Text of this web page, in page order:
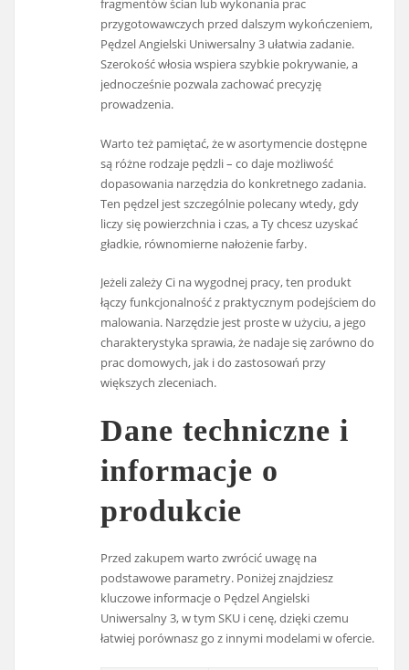
fragmentów ścian lub wykonania prac
przygotowawczych przed dalszym wykończeniem,
Pędzel Angielski Uniwersalny 3 ułatwia zadanie.
Szerokość włosia wspiera szybkie pokrywanie, a
jednocześnie pozwala zachować precyzję
prowadzenia.
Warto też pamiętać, że w asortymencie dostępne
są różne rodzaje pędzli – co daje możliwość
dopasowania narzędzia do konkretnego zadania.
Ten pędzel jest szczególnie polecany wtedy, gdy
liczy się powierzchnia i czas, a Ty chcesz uzyskać
gładkie, równomierne nałożenie farby.
Jeżeli zależy Ci na wygodnej pracy, ten produkt
łączy funkcjonalność z praktycznym podejściem do
malowania. Narzędzie jest proste w użyciu, a jego
charakterystyka sprawia, że nadaje się zarówno do
prac domowych, jak i do zastosowań przy
większych zleceniach.
Dane techniczne i
informacje o
produkcie
Przed zakupem warto zwrócić uwagę na
podstawowe parametry. Poniżej znajdziesz
kluczowe informacje o Pędzel Angielski
Uniwersalny 3, w tym SKU i cenę, dzięki czemu
łatwiej porównasz go z innymi modelami w ofercie.